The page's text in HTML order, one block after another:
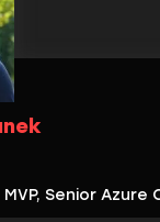
Senior Azure